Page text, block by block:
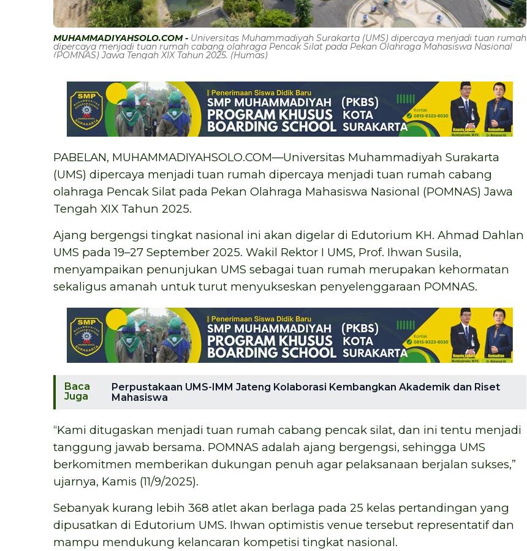
MUHAMMADIYAHSOLO.COM - Universitas Muhammadiyah Surakarta (UMS) dipercaya menjadi tuan rumah
dipercaya menjadi tuan rumah cabang olahraga Pencak Silat pada Pekan Olahraga Mahasiswa Nasional
(POMNAS) Jawa Tengah XIX Tahun 2025. (Humas)
PABELAN, MUHAMMADIYAHSOLO.COM—Universitas Muhammadiyah Surakarta
(UMS) dipercaya menjadi tuan rumah dipercaya menjadi tuan rumah cabang
olahraga Pencak Silat pada Pekan Olahraga Mahasiswa Nasional (POMNAS) Jawa
Tengah XIX Tahun 2025.
Ajang bergengsi tingkat nasional ini akan digelar di Edutorium KH. Ahmad Dahlan
UMS pada 19–27 September 2025. Wakil Rektor I UMS, Prof. Ihwan Susila,
menyampaikan penunjukan UMS sebagai tuan rumah merupakan kehormatan
sekaligus amanah untuk turut menyukseskan penyelenggaraan POMNAS.
Baca
Juga
Perpustakaan UMS-IMM Jateng Kolaborasi Kembangkan Akademik dan Riset
Mahasiswa
“Kami ditugaskan menjadi tuan rumah cabang pencak silat, dan ini tentu menjadi
tanggung jawab bersama. POMNAS adalah ajang bergengsi, sehingga UMS
berkomitmen memberikan dukungan penuh agar pelaksanaan berjalan sukses,”
ujarnya, Kamis (11/9/2025).
Sebanyak kurang lebih 368 atlet akan berlaga pada 25 kelas pertandingan yang
dipusatkan di Edutorium UMS. Ihwan optimistis venue tersebut representatif dan
mampu mendukung kelancaran kompetisi tingkat nasional.